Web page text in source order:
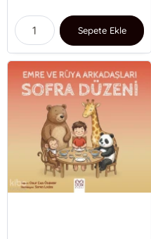
Sepete Ekle